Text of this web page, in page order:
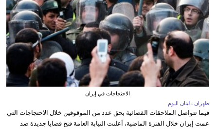
الاحتجاجات في إيران
طهران ـ لبنان اليوم
فيما تتواصل الملاحقات القضائية بحق عدد من الموقوفين خلال الاحتجاجات التي
عمت إيران خلال الفترة الماضية، أعلنت النيابة العامة فتح قضايا جديدة ضد